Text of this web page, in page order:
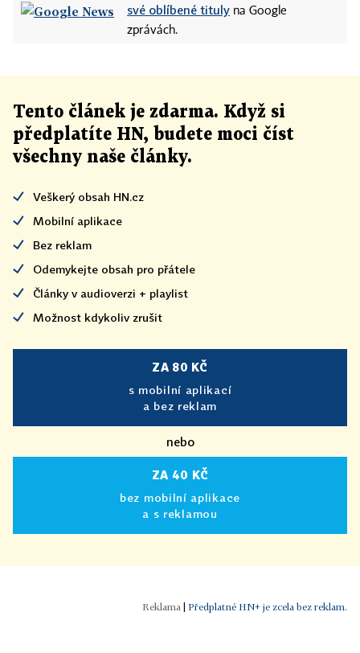
své oblíbené tituly na Google
zprávách.
Tento článek je zdarma. Když si
předplatíte HN, budete moci číst
všechny naše články.
Veškerý obsah HN.cz
Mobilní aplikace
Bez reklam
Odemykejte obsah pro přátele
Články v audioverzi + playlist
Možnost kdykoliv zrušit
ZA 80 KČ
s mobilní aplikací
a bez reklam
nebo
ZA 40 KČ
bez mobilní aplikace
a s reklamou
Předplatné HN+ je zcela bez reklam.